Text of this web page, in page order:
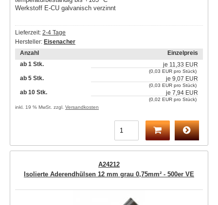
Werkstoff E-CU galvanisch verzinnt
Lieferzeit: 2-4 Tage
Hersteller: Eisenacher
Anzahl
Einzelpreis
ab 1 Stk.
je 11,33 EUR
(0,03 EUR pro Stück)
ab 5 Stk. je 9,07 EUR
(0,03 EUR pro Stück)
ab 10 Stk. je 7,94 EUR
(0,02 EUR pro Stück)
inkl. 19 % MwSt. zzgl. Versandkosten
A24212
Isolierte Aderendhülsen 12 mm grau 0,75mm² - 500er VE